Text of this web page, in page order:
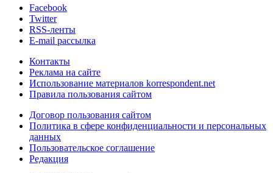
Facebook
Twitter
RSS-ленты
E-mail рассылка
Контакты
Реклама на сайте
Использование материалов korrespondent.net
Правила пользования сайтом
Договор пользования сайтом
Политика в сфере конфиденциальности и персональных
данных
Пользовательское соглашение
Редакция